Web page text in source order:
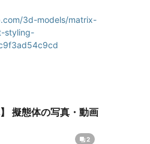
3d-models/matrix-
styling-
擬態体の写真・動画
2